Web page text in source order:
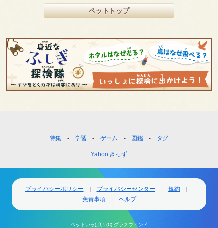
ペットトップ
ー
ナ
ビ
特集 学習 ゲーム 図鑑 タグ
Yahoo!きっず
プライバシーポリシー プライバシーセンター
規約
免責事項
ヘルプ
ペットいっぱい (C) グラスウィンド